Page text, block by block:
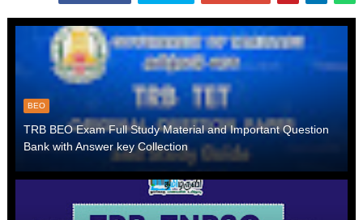
BEO
TRB BEO Exam Full Study Material and Important Question
Bank with Answer key Collection